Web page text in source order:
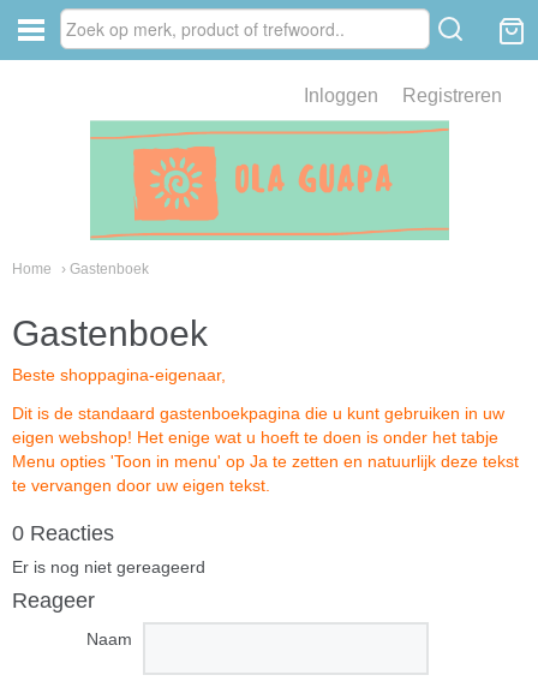
Inloggen Registreren
Home › Gastenboek
Gastenboek
Beste shoppagina-eigenaar,
Dit is de standaard gastenboekpagina die u kunt gebruiken in uw
eigen webshop! Het enige wat u hoeft te doen is onder het tabje
Menu opties 'Toon in menu' op Ja te zetten en natuurlijk deze tekst
te vervangen door uw eigen tekst.
0 Reacties
Er is nog niet gereageerd
Reageer
Naam